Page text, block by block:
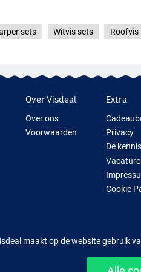
sets Witvis sets Roofvis
Over Visdeal
Over ons
Voorwaarden
Extra
Privacy
De
Cookie
maakt op de website gebruik